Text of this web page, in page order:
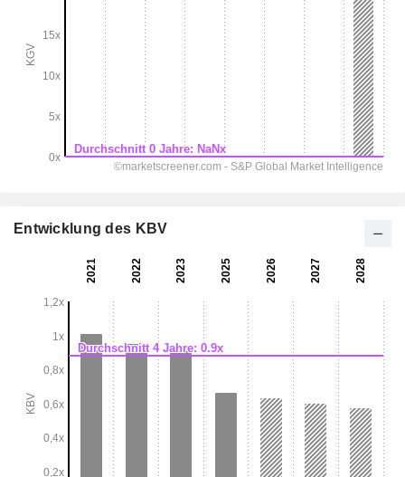
Entwicklung des KBV